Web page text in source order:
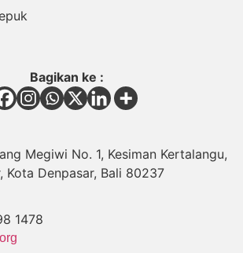
Bagikan ke :
Megiwi No. 1, Kesiman Kertalangu,
Kota Denpasar, Bali 80237
1478